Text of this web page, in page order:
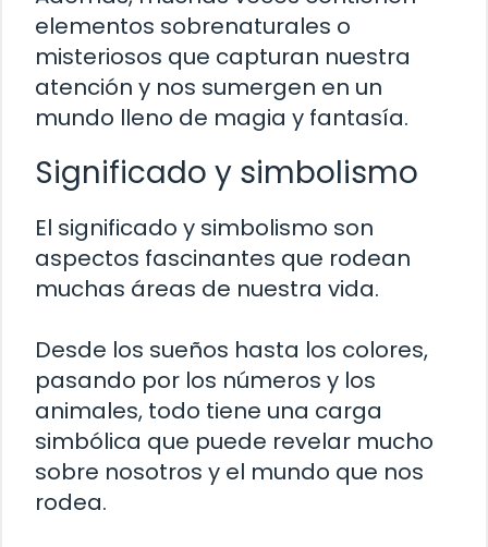
elementos sobrenaturales o
misteriosos que capturan nuestra
atención y nos sumergen en un
mundo lleno de magia y fantasía.
Significado y simbolismo
El significado y simbolismo son
aspectos fascinantes que rodean
muchas áreas de nuestra vida.
Desde los sueños hasta los colores,
pasando por los números y los
animales, todo tiene una carga
simbólica que puede revelar mucho
sobre nosotros y el mundo que nos
rodea.